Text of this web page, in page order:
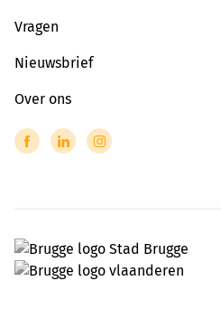
Vragen
Nieuwsbrief
Over ons